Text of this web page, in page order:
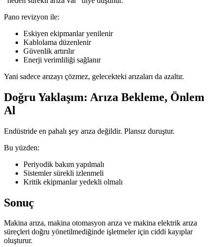
Pano revizyon ile:
Eskiyen ekipmanlar yenilenir
Kablolama düzenlenir
Güvenlik artırılır
Enerji verimliliği sağlanır
Yani sadece arızayı çözmez, gelecekteki arızaları da azaltır.
Doğru Yaklaşım: Arıza Bekleme, Önlem
Al
Endüstride en pahalı şey arıza değildir. Plansız duruştur.
Bu yüzden:
Periyodik bakım yapılmalı
Sistemler sürekli izlenmeli
Kritik ekipmanlar yedekli olmalı
Sonuç
Makina arıza, makina otomasyon arıza ve makina elektrik arıza
süreçleri doğru yönetilmediğinde işletmeler için ciddi kayıplar
oluşturur.